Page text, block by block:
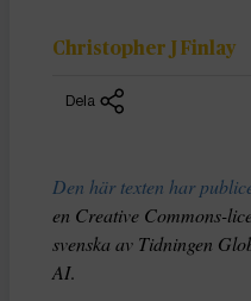
Christopher J Finlay
Dela
Den här texten har
en Creative Commons-
svenska av Tidningen
AI.